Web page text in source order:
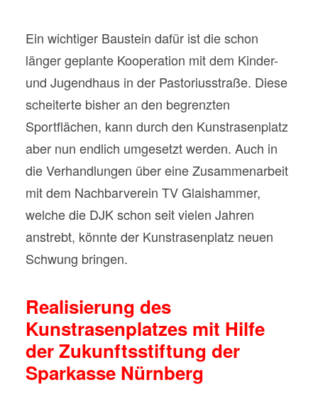
Ein wichtiger Baustein dafür ist die schon
länger geplante Kooperation mit dem Kinder-
und Jugendhaus in der Pastoriusstraße. Diese
scheiterte bisher an den begrenzten
Sportflächen, kann durch den Kunstrasenplatz
aber nun endlich umgesetzt werden. Auch in
die Verhandlungen über eine Zusammenarbeit
mit dem Nachbarverein TV Glaishammer,
welche die DJK schon seit vielen Jahren
anstrebt, könnte der Kunstrasenplatz neuen
Schwung bringen.
Realisierung des
Kunstrasenplatzes mit Hilfe
der Zukunftsstiftung der
Sparkasse Nürnberg